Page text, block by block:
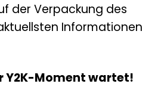
der Verpackung des
Informationen
Y2K-Moment wartet!